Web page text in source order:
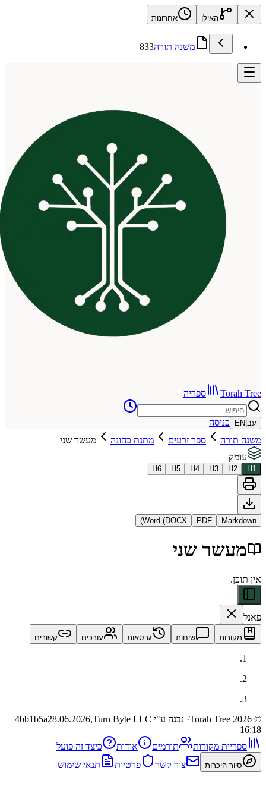
האילן אחרונות
משנה תורה833
ספריה
כניסה
ספר זרעים מתנת כהונה
מעשר שני
H3
H4
H5
H6
PDF
Word (DOCX)
שני
שיחות גרסאות עורכים קשורים
· נבנה ע"י Turn Byte LLC 4bb1b5a28.06.2026,
מקורות תורמים אודות כיצד זה פועל
היכרות צור קשר פרטיות תנאי שימוש